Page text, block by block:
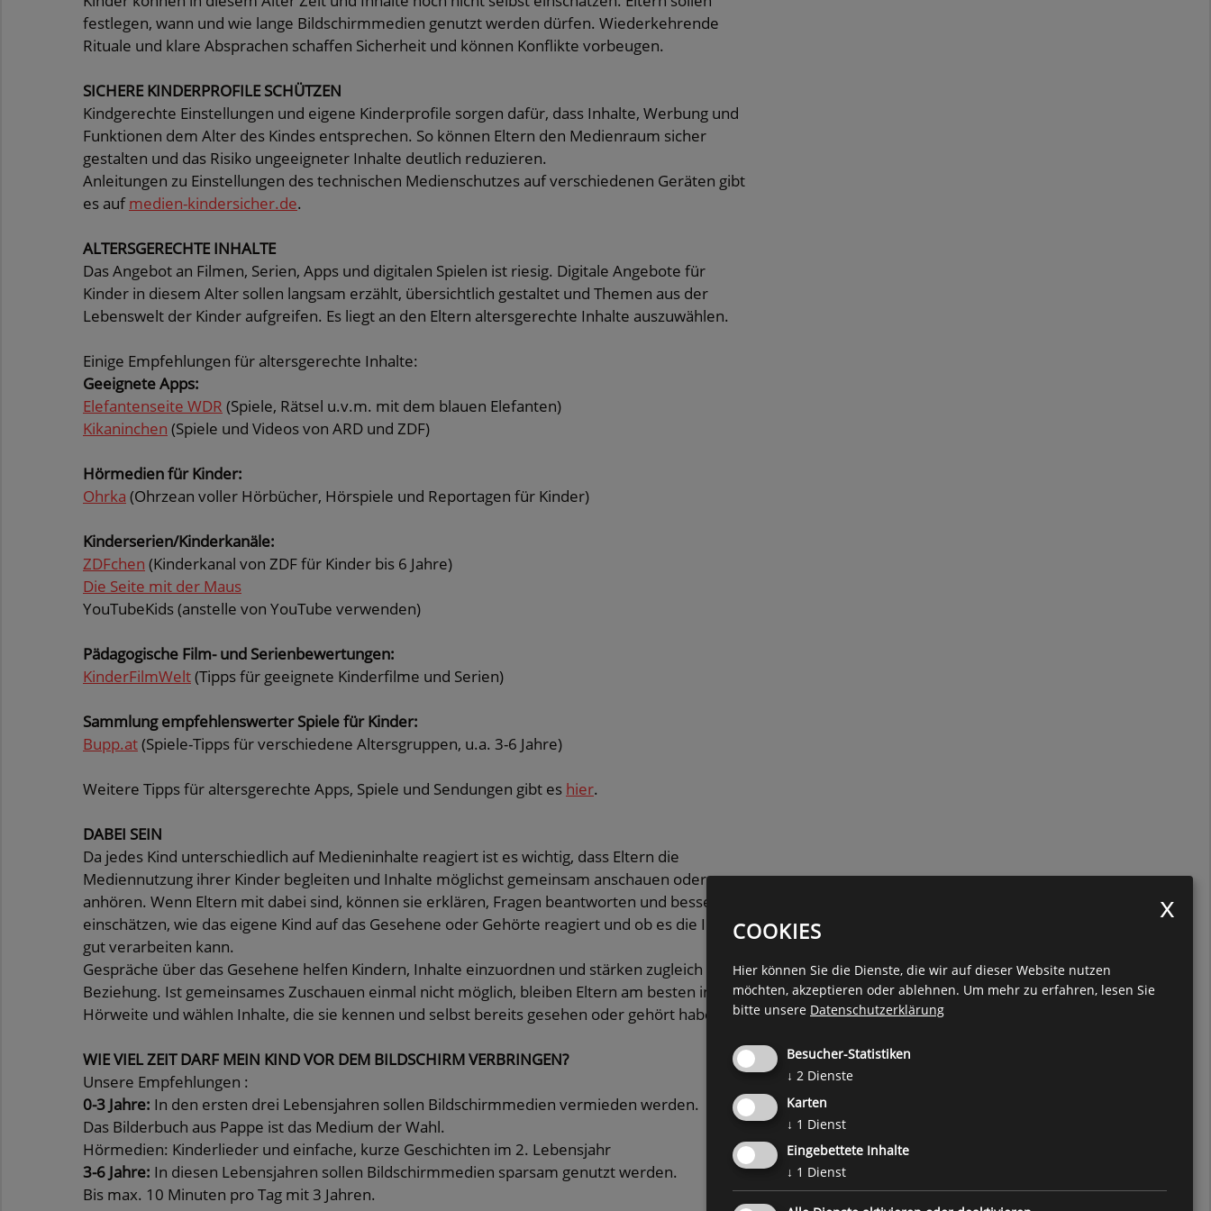
festlegen, wann und wie lange Bildschirmmedien genutzt werden dürfen. Wiederkehrende
Rituale und klare Absprachen schaffen Sicherheit und können Konflikte vorbeugen.
SICHERE KINDERPROFILE SCHÜTZEN
Kindgerechte Einstellungen und eigene Kinderprofile sorgen dafür, dass Inhalte, Werbung und
Funktionen dem Alter des Kindes entsprechen. So können Eltern den Medienraum sicher
gestalten und das Risiko ungeeigneter Inhalte deutlich reduzieren.
Anleitungen zu Einstellungen des technischen Medienschutzes auf verschiedenen Geräten gibt
es aufmedien-kindersicher.de.
ALTERSGERECHTE INHALTE
Das Angebot an Filmen, Serien, Apps und digitalen Spielen ist riesig. Digitale Angebote für
Kinder in diesem Alter sollen langsam erzählt, übersichtlich gestaltet und Themen aus der
Lebenswelt der Kinder aufgreifen. Es liegt an den Eltern altersgerechte Inhalte auszuwählen.
Einige Empfehlungen für altersgerechte Inhalte:
Geeignete Apps:
Elefantenseite WDR (Spiele, Rätsel u.v.m. mit dem blauen Elefanten)
Kikaninchen (Spiele und Videos von ARD und ZDF)
Hörmedien für Kinder:
Ohrka (Ohrzean voller Hörbücher, Hörspiele und Reportagen für Kinder)
Kinderserien/Kinderkanäle:
ZDFchen (Kinderkanal von ZDF für Kinder bis 6 Jahre)
Die Seite mit der Maus
YouTubeKids (anstelle von YouTube verwenden)
Pädagogische Film- und Serienbewertungen:
KinderFilmWelt(Tipps für geeignete Kinderfilme und Serien)
Sammlung empfehlenswerter Spiele für Kinder:
Bupp.at(Spiele-Tipps für verschiedene Altersgruppen, u.a. 3-6 Jahre)
Weitere Tipps für altersgerechte Apps, Spiele und Sendungen gibt es hier.
DABEI SEIN
Da jedes Kind unterschiedlich auf Medieninhalte reagiert ist es wichtig, dass Eltern die
Mediennutzung ihrer Kinder begleiten und Inhalte möglichst gemeinsam anschauen oder
anhören. Wenn Eltern mit dabei sind, können sie erklären, Fragen beantworten und besser
einschätzen, wie das eigene Kind auf das Gesehene oder Gehörte reagiert und ob es die Inhalte
gut verarbeiten kann.
Gespräche über das Gesehene helfen Kindern, Inhalte einzuordnen und stärken zugleich die
Beziehung. Ist gemeinsames Zuschauen einmal nicht möglich, bleiben Eltern am besten in
Hörweite und wählen Inhalte, die sie kennen und selbst bereits gesehen oder gehört haben.
WIE VIEL ZEIT DARF MEIN KIND VOR DEM BILDSCHIRM VERBRINGEN?
Unsere Empfehlungen :
0-3 Jahre: In den ersten drei Lebensjahren sollen Bildschirmmedien vermieden werden.
Das Bilderbuch aus Pappe ist das Medium der Wahl.
Hörmedien: Kinderlieder und einfache, kurze Geschichten im 2. Lebensjahr
3-6 Jahre: In diesen Lebensjahren sollen Bildschirmmedien sparsam genutzt werden.
Bis max. 10 Minuten pro Tag mit 3 Jahren.
COOKIES
Hier können Sie die Dienste, die wir auf dieser Website nutzen
möchten, akzeptieren oder ablehnen. Um mehr zu erfahren, lesen Sie
bitte unsere Datenschutzerklärung
Besucher-Statistiken
↓ 2 Dienste
Karten
↓ 1 Dienst
Eingebettete Inhalte
↓ 1 Dienst